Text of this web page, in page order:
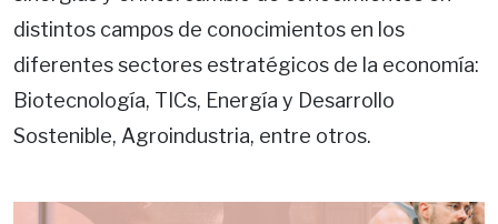
distintos campos de conocimientos en los
diferentes sectores estratégicos de la economía:
Biotecnología, TICs, Energía y Desarrollo
Sostenible, Agroindustria, entre otros.